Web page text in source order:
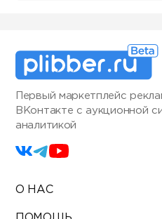
Первый маркетплейс
ВКонтакте с аукционной
аналитикой
О НАС